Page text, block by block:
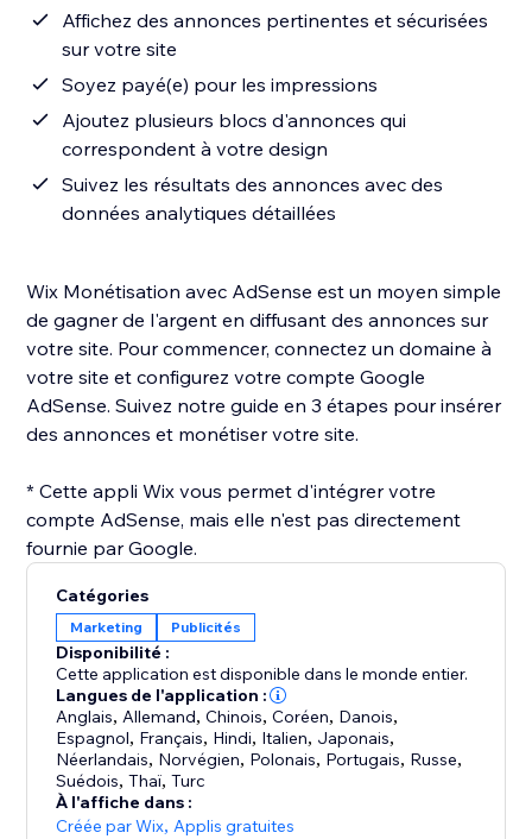
Affichez des annonces pertinentes et sécurisées
sur votre site
Soyez payé(e) pour les impressions
Ajoutez plusieurs blocs d'annonces qui
correspondent à votre design
Suivez les résultats des annonces avec des
données analytiques détaillées
Wix Monétisation avec AdSense est un moyen simple
de gagner de l'argent en diffusant des annonces sur
votre site. Pour commencer, connectez un domaine à
votre site et configurez votre compte Google
AdSense. Suivez notre guide en 3 étapes pour insérer
des annonces et monétiser votre site.
* Cette appli Wix vous permet d'intégrer votre
compte AdSense, mais elle n'est pas directement
fournie par Google.
Catégories
Marketing Publicités
Disponibilité :
Cette application est disponible dans le monde entier.
Langues de l'application :
Anglais, Allemand,Chinois,Coréen, Danois,
Espagnol, Français, Hindi, Italien, Japonais,
Néerlandais, Norvégien, Polonais, Portugais, Russe,
Suédois,Thaï,Turc
À l'affiche dans :
Créée par Wix, Applis gratuites